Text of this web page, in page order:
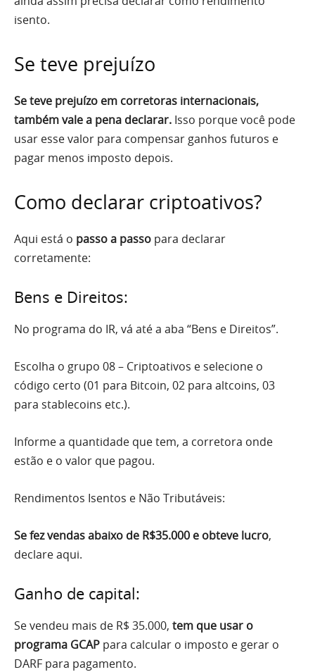
isento.
Se teve prejuízo
Se teve prejuízo em corretoras internacionais,
também vale a pena declarar. Isso porque você pode
usar esse valor para compensar ganhos futuros e
pagar menos imposto depois.
Como declarar criptoativos?
Aqui está o passo a passo para declarar
corretamente:
Bens e Direitos:
No programa do IR, vá até a aba “Bens e Direitos”.
Escolha o grupo 08 – Criptoativos e selecione o
código certo (01 para Bitcoin, 02 para altcoins, 03
para stablecoins etc.).
Informe a quantidade que tem, a corretora onde
estão e o valor que pagou.
Rendimentos Isentos e Não Tributáveis:
Se fez vendas abaixo de R$35.000 e obteve lucro,
declare aqui.
Ganho de capital:
Se vendeu mais de R$ 35.000, tem que usar o
programa GCAP para calcular o imposto e gerar o
DARF para pagamento.